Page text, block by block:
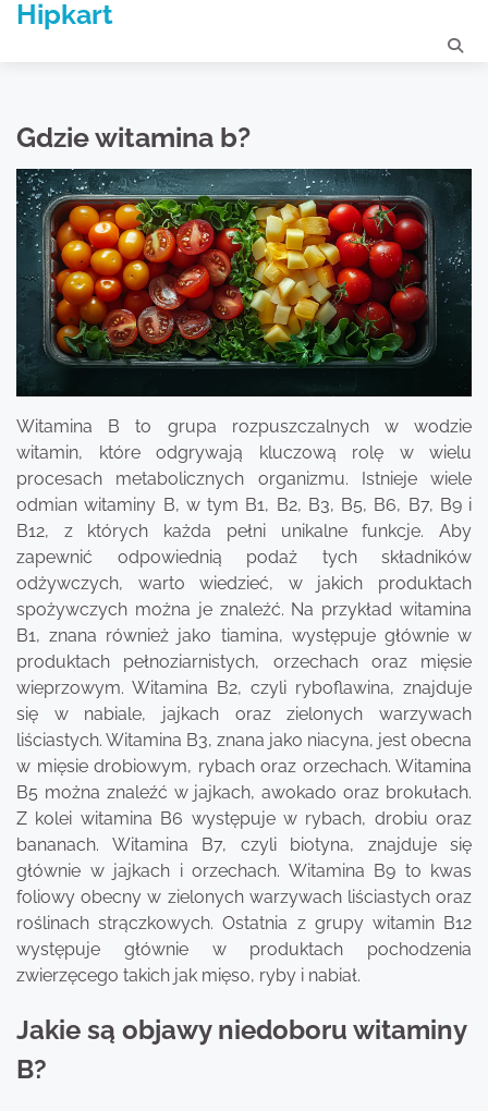
SkipHipkart
Gdzie witamina b?
Witamina B to grupa rozpuszczalnych w wodzie
witamin, które odgrywają kluczową rolę w wielu
procesach metabolicznych organizmu. Istnieje wiele
odmian witaminy B, w tym B1, B2, B3, B5, B6, B7, B9 i
B12, z których każda pełni unikalne funkcje. Aby
zapewnić odpowiednią podaż tych składników
odżywczych, warto wiedzieć, w jakich produktach
spożywczych można je znaleźć. Na przykład witamina
B1, znana również jako tiamina, występuje głównie w
produktach pełnoziarnistych, orzechach oraz mięsie
wieprzowym. Witamina B2, czyli ryboflawina, znajduje
się w nabiale, jajkach oraz zielonych warzywach
liściastych. Witamina B3, znana jako niacyna, jest obecna
w mięsie drobiowym, rybach oraz orzechach. Witamina
B5 można znaleźć w jajkach, awokado oraz brokułach.
Z kolei witamina B6 występuje w rybach, drobiu oraz
bananach. Witamina B7, czyli biotyna, znajduje się
głównie w jajkach i orzechach. Witamina B9 to kwas
foliowy obecny w zielonych warzywach liściastych oraz
roślinach strączkowych. Ostatnia z grupy witamin B12
występuje głównie w produktach pochodzenia
zwierzęcego takich jak mięso, ryby i nabiał.
Jakie są objawy niedoboru witaminy
B?